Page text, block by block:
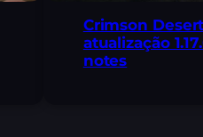
Crimson
atualização
notes